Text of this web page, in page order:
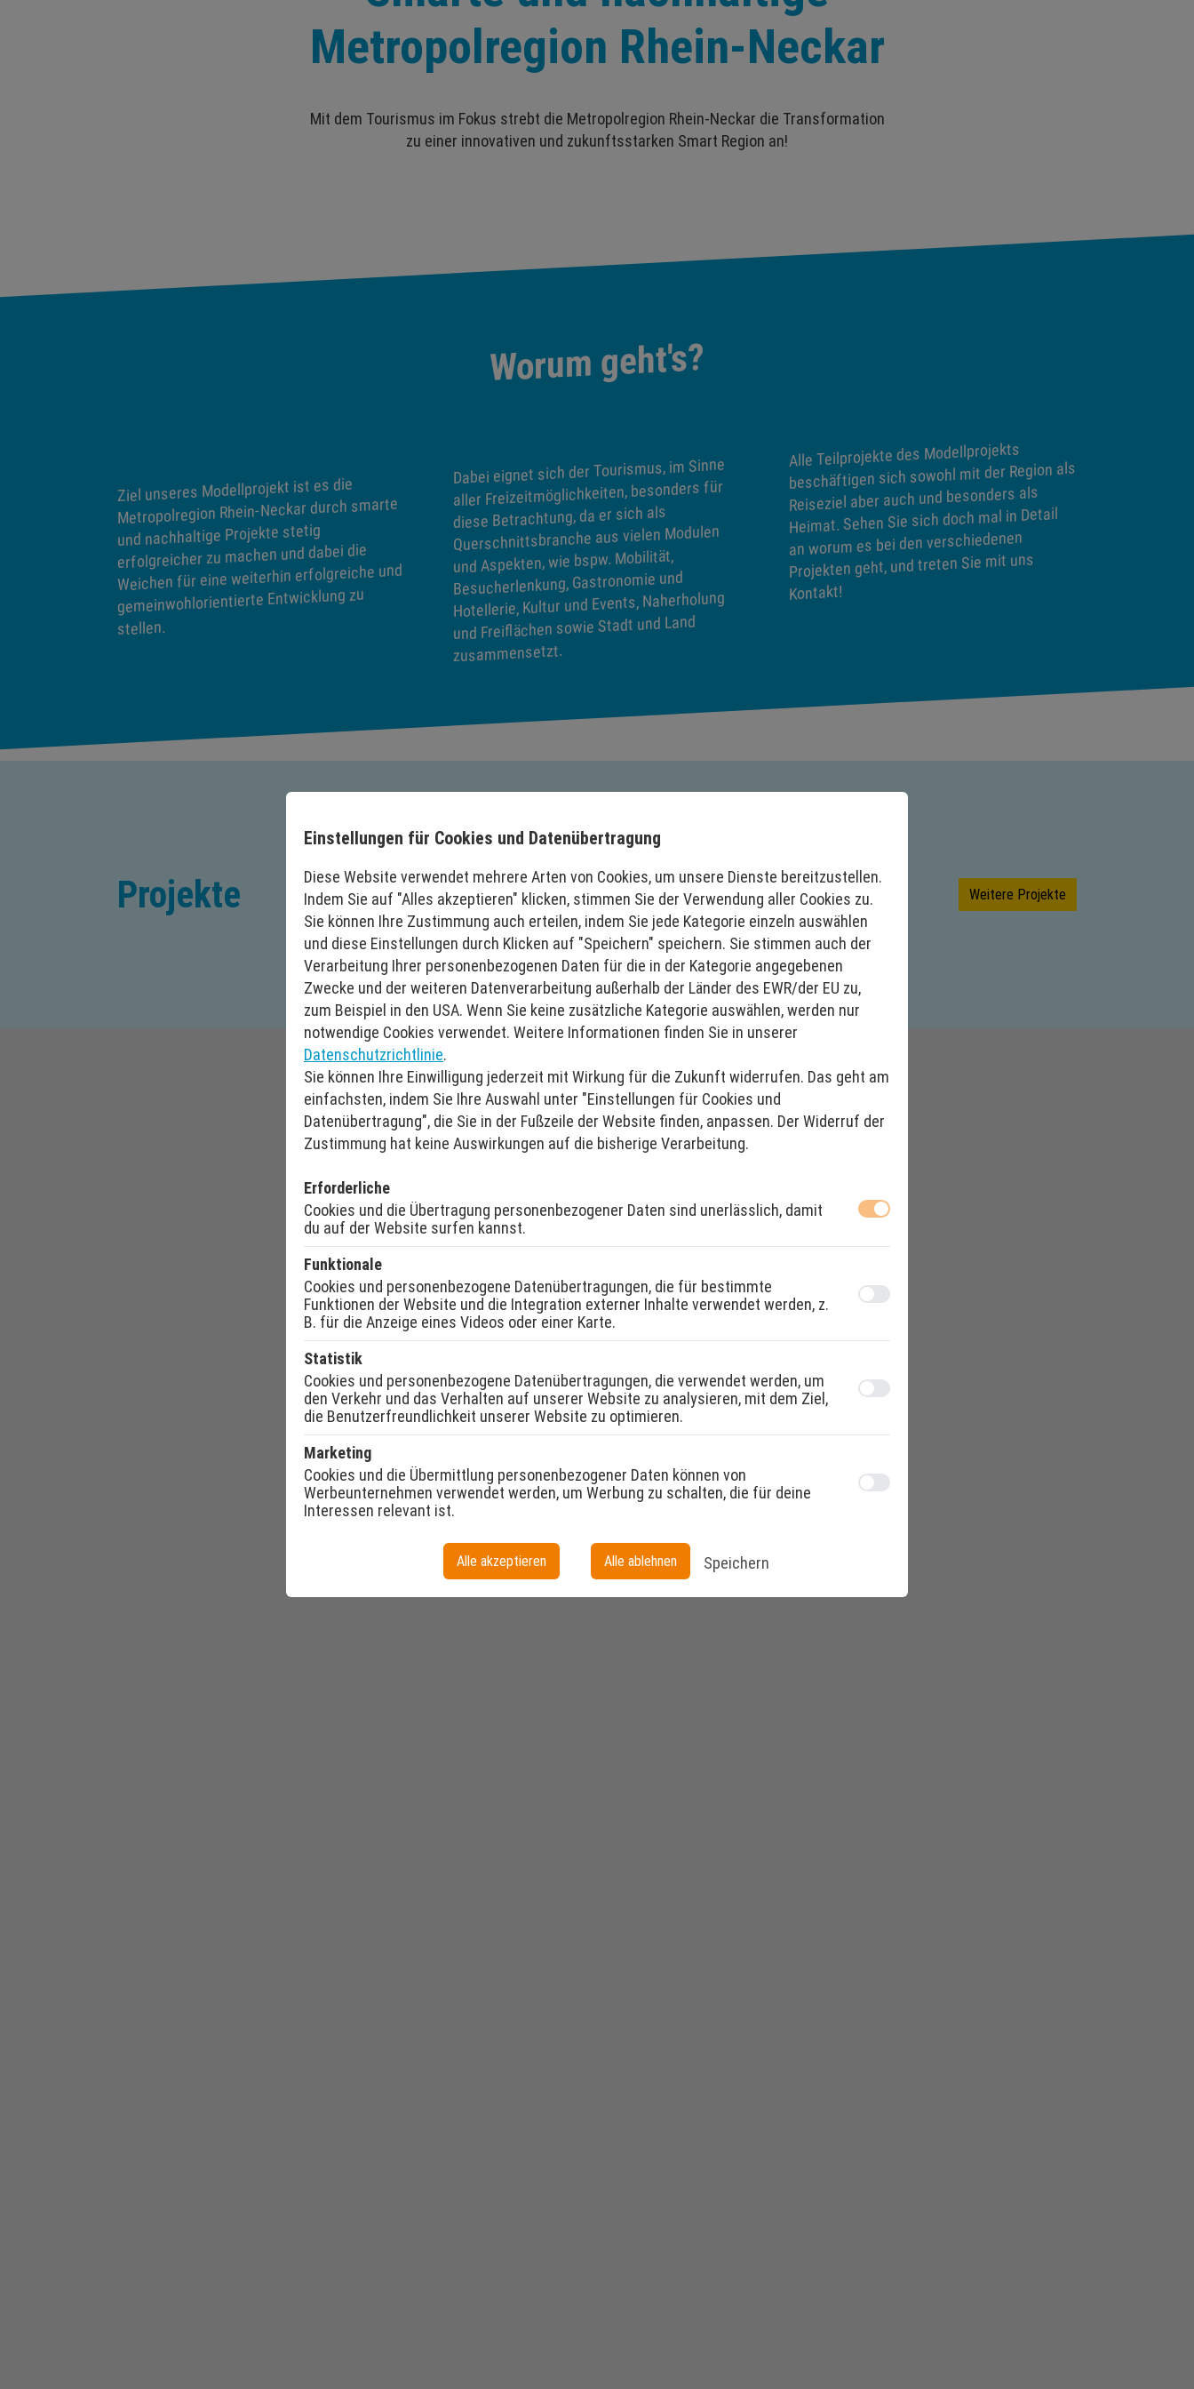
Einstellungen für Cookies und Datenübertragung
Diese Website verwendet mehrere Arten von Cookies, um unsere Dienste bereitzustellen.
Indem Sie auf "Alles akzeptieren" klicken, stimmen Sie der Verwendung aller Cookies zu.
Sie können Ihre Zustimmung auch erteilen, indem Sie jede Kategorie einzeln auswählen
und diese Einstellungen durch Klicken auf "Speichern" speichern. Sie stimmen auch der
Verarbeitung Ihrer personenbezogenen Daten für die in der Kategorie angegebenen
Zwecke und der weiteren Datenverarbeitung außerhalb der Länder des EWR/der EU zu,
zum Beispiel in den USA. Wenn Sie keine zusätzliche Kategorie auswählen, werden nur
notwendige Cookies verwendet. Weitere Informationen finden Sie in unserer
Datenschutzrichtlinie.
Sie können Ihre Einwilligung jederzeit mit Wirkung für die Zukunft widerrufen. Das geht am
einfachsten, indem Sie Ihre Auswahl unter "Einstellungen für Cookies und
Datenübertragung", die Sie in der Fußzeile der Website finden, anpassen. Der Widerruf der
Zustimmung hat keine Auswirkungen auf die bisherige Verarbeitung.
Erforderliche
Cookies und die Übertragung personenbezogener Daten sind unerlässlich, damit
du auf der Website surfen kannst.
Funktionale
Cookies und personenbezogene Datenübertragungen, die für bestimmte
Funktionen der Website und die Integration externer Inhalte verwendet werden, z.
B. für die Anzeige eines Videos oder einer Karte.
Statistik
Cookies und personenbezogene Datenübertragungen, die verwendet werden, um
den Verkehr und das Verhalten auf unserer Website zu analysieren, mit dem Ziel,
die Benutzerfreundlichkeit unserer Website zu optimieren.
Marketing
Cookies und die Übermittlung personenbezogener Daten können von
Werbeunternehmen verwendet werden, um Werbung zu schalten, die für deine
Interessen relevant ist.
Alle akzeptieren Alle ablehnen Speichern
Metropolregion Rhein-Neckar
Mit dem Tourismus im Fokus strebt die Metropolregion Rhein-Neckar die Transformation
zu einer innovativen und zukunftsstarken Smart Region an!
Worum geht's?
Ziel unseres Modellprojekt ist es die
Metropolregion Rhein-Neckar durch smarte
und nachhaltige Projekte stetig
erfolgreicher zu machen und dabei die
Weichen für eine weiterhin erfolgreiche und
gemeinwohlorientierte Entwicklung zu
stellen.
Dabei eignet sich der Tourismus, im Sinne
aller Freizeitmöglichkeiten, besonders für
diese Betrachtung, da er sich als
Querschnittsbranche aus vielen Modulen
und Aspekten, wie bspw. Mobilität,
Besucherlenkung, Gastronomie und
Hotellerie, Kultur und Events, Naherholung
und Freiflächen sowie Stadt und Land
zusammensetzt.
Alle Teilprojekte des Modellprojekts
beschäftigen sich sowohl mit der Region als
Reiseziel aber auch und besonders als
Heimat. Sehen Sie sich doch mal in Detail
an worum es bei den verschiedenen
Projekten geht, und treten Sie mit uns
Kontakt!
Projekte Weitere Projekte